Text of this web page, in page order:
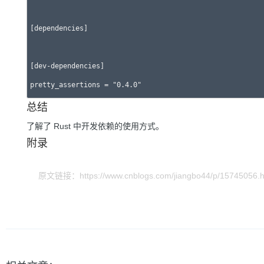
[dependencies]
[dev-dependencies]
总结
了解了 Rust 中开发依赖的使用方式。
附录
原文链接：https://www.cnblogs.com/jiangbo44/p/